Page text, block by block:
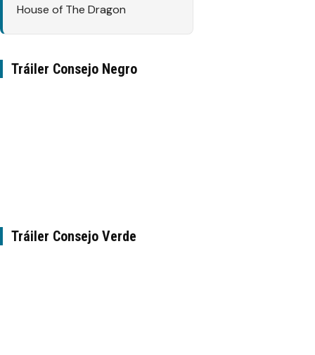
House of The Dragon
Tráiler Consejo Negro
Tráiler Consejo Verde